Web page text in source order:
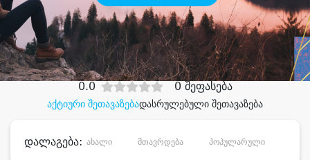
შეიძინესასურველი მომსახურება
დიდი დანაზოგით
აქტიური შეთავაზებადასრულებული შეთავაზება
0.0 0 შეფასება
დალაგება: ახალი მთავრდება პოპულარული